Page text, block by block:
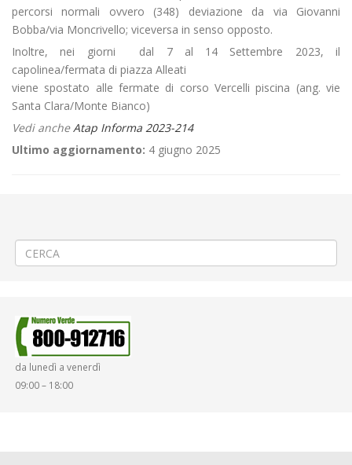
percorsi normali ovvero (348) deviazione da via Giovanni
Bobba/via Moncrivello; viceversa in senso opposto.
Inoltre, nei giorni dal 7 al 14 Settembre 2023, il
capolinea/fermata di piazza Alleati
viene spostato alle fermate di corso Vercelli piscina (ang. vie
Santa Clara/Monte Bianco)
Vedi ancheAtap Informa 2023-214
Ultimo aggiornamento: 4 giugno 2025
da lunedì a venerdì
09:00 – 18:00